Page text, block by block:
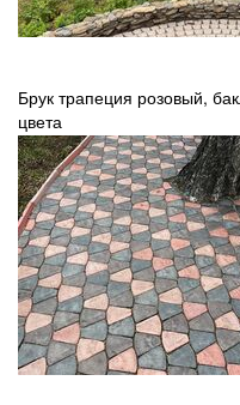
Брук трапеция розовый,
цвета